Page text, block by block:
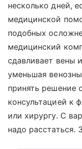
несколько дней,
медицинской
подобных
медицинский
сдавливает вены
уменьшая
принять решение
консультацией к
или хирургу. С
надо расстаться.